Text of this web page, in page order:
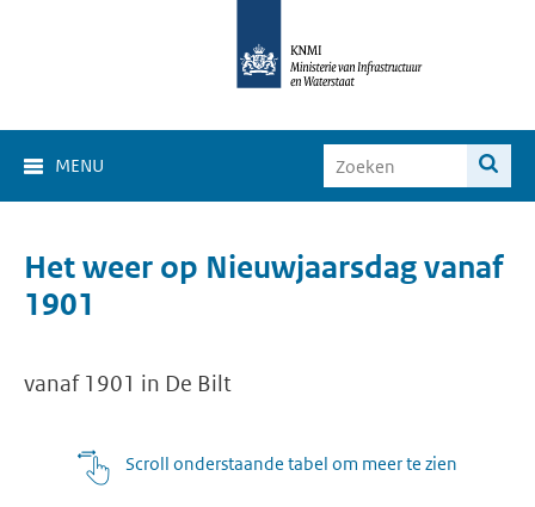
MENU
Het weer op Nieuwjaarsdag vanaf
1901
vanaf 1901 in De Bilt
Scroll onderstaande tabel om meer te zien